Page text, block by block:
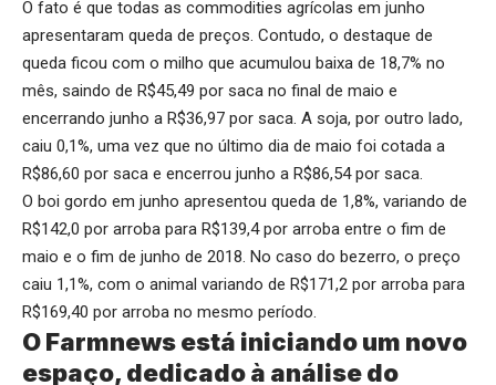
O fato é que todas as commodities agrícolas em junho
apresentaram queda de preços. Contudo, o destaque de
queda ficou com o milho que acumulou baixa de 18,7% no
mês, saindo de R$45,49 por saca no final de maio e
encerrando junho a R$36,97 por saca. A soja, por outro lado,
caiu 0,1%, uma vez que no último dia de maio foi cotada a
R$86,60 por saca e encerrou junho a R$86,54 por saca.
O boi gordo em junho apresentou queda de 1,8%, variando de
R$142,0 por arroba para R$139,4 por arroba entre o fim de
maio e o fim de junho de 2018. No caso do bezerro, o preço
caiu 1,1%, com o animal variando de R$171,2 por arroba para
R$169,40 por arroba no mesmo período.
O Farmnews está iniciando um novo
espaço, dedicado à análise do